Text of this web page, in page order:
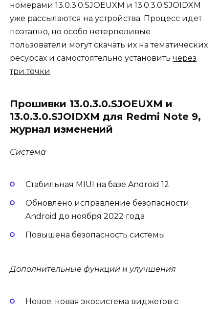
номерами 13.0.3.0.SJOEUXM и 13.0.3.0.SJOIDXM
уже рассылаются на устройства. Процесс идет
поэтапно, но особо нетерпеливые
пользователи могут скачать их на тематических
ресурсах и самостоятельно установить через
три точки.
Прошивки 13.0.3.0.SJOEUXM и
13.0.3.0.SJOIDXM для Redmi Note 9,
журнал изменений
Система
Стабильная MIUI на базе Android 12
Обновлено исправление безопасности
Android до ноября 2022 года
Повышена безопасность системы
Дополнительные функции и улучшения
Новое: новая экосистема виджетов с